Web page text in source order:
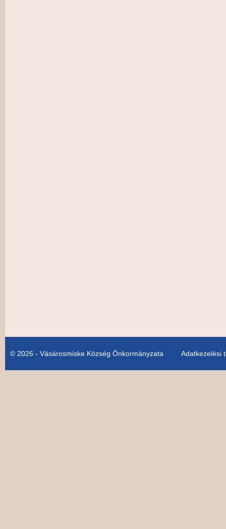
© 2026 - Vásárosmiske Község Önkormányzata Adatkezelési